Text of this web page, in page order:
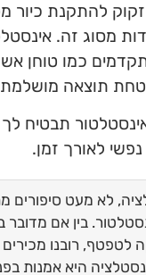
להתקנת כיור
מסוג זה.
כמו טוחן
תוצאה
תבטיח לך
לאורך זמן.
לא מעט סיפורים
בין אם מדובר
לטפטף, רובנו
היא אמנות